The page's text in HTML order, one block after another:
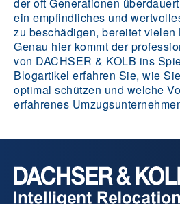
ein empfindliches und
zu beschädigen, bereitet vielen
Genau hier kommt der
von DACHSER & KOLB ins
Blogartikel erfahren Sie, wie
optimal schützen und welche
erfahrenes